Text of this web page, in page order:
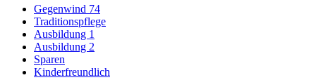
Gegenwind 74
Traditionspflege
Ausbildung 1
Ausbildung 2
Sparen
Kinderfreundlich